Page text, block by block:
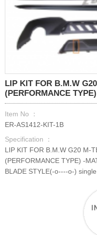
LIP KIT FOR B.M.W
(PERFORMANCE TYPE)
Item No ：
ER-AS1412-KIT-1B
Specification ：
LIP KIT FOR B.M.W G20 M-
(PERFORMANCE TYPE) -
BLADE STYLE(-o----o-)